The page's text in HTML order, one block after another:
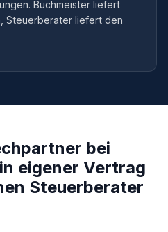
Buchmeister liefert
Steuerberater liefert den
bei
eigener Vertrag
Steuerberater